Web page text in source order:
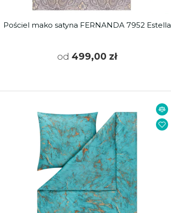
Pościel mako satyna FERNANDA 7952 Estella
od 499,00 zł